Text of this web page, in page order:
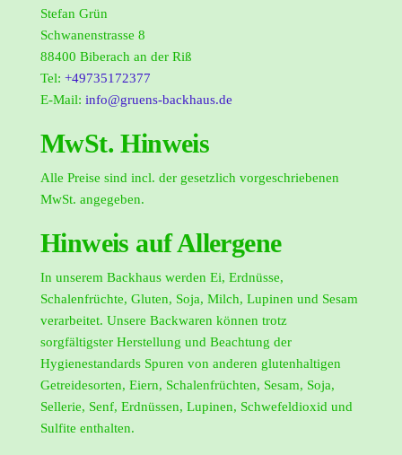
Stefan Grün
Schwanenstrasse 8
88400 Biberach an der Riß
Tel: +49735172377
E-Mail: info@gruens-backhaus.de
MwSt. Hinweis
Alle Preise sind incl. der gesetzlich vorgeschriebenen
MwSt. angegeben.
Hinweis auf Allergene
In unserem Backhaus werden Ei, Erdnüsse,
Schalenfrüchte, Gluten, Soja, Milch, Lupinen und Sesam
verarbeitet. Unsere Backwaren können trotz
sorgfältigster Herstellung und Beachtung der
Hygienestandards Spuren von anderen glutenhaltigen
Getreidesorten, Eiern, Schalenfrüchten, Sesam, Soja,
Sellerie, Senf, Erdnüssen, Lupinen, Schwefeldioxid und
Sulfite enthalten.